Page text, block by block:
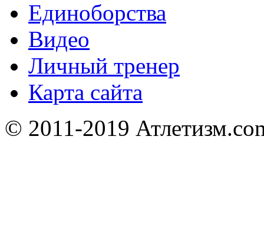
Единоборства
Видео
Личный тренер
Карта сайта
© 2011-2019